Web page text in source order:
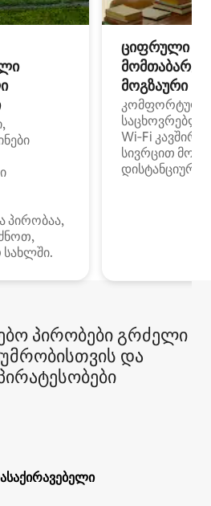
პირობაა,
ციფრული
მოგზაური
კომფორტული
Wi‑Fi
სივრცით
დისტანციური
პირობები გრძელი
და